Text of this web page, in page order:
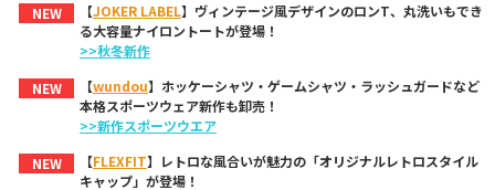
NEW
【JOKER LABEL】ヴィンテージ風デザインのロンT、丸洗いもでき
る大容量ナイロントートが登場！
>>秋冬新作
NEW
【wundou】ホッケーシャツ・ゲームシャツ・ラッシュガードなど
本格スポーツウェア新作も卸売！
>>新作スポーツウエア
NEW
【FLEXFIT】レトロな風合いが魅力の「オリジナルレトロスタイル
キャップ」が登場！